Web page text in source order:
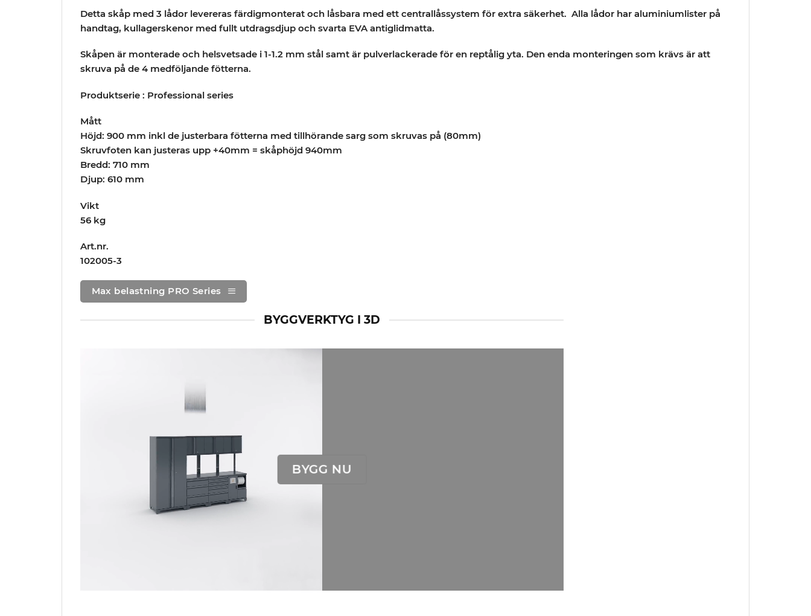
Detta skåp med 3 lådor levereras färdigmonterat och låsbara med ett centrallåssystem för extra säkerhet. Alla lådor har aluminiumlister på
handtag, kullagerskenor med fullt utdragsdjup och svarta EVA antiglidmatta.
Skåpen är monterade och helsvetsade i 1-1.2 mm stål samt är pulverlackerade för en reptålig yta. Den enda monteringen som krävs är att
skruva på de 4 medföljande fötterna.
Produktserie : Professional series
Mått
Höjd: 900 mm inkl de justerbara fötterna med tillhörande sarg som skruvas på (80mm)
Skruvfoten kan justeras upp +40mm = skåphöjd 940mm
Bredd: 710 mm
Djup: 610 mm
Vikt
56 kg
Art.nr.
102005-3
Max belastning PRO Series
BYGGVERKTYG I 3D
BYGG NU